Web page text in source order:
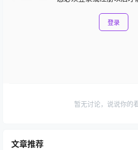
登录
暂无讨论，说说你的
文章推荐